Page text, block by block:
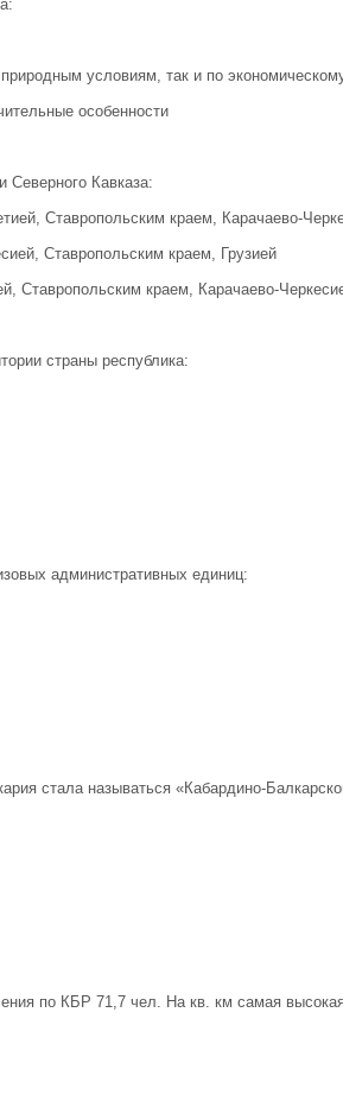
условиям, так и по
особенности
Северного Кавказа:
Ставропольским краем, Карачаево-
Ставропольским краем, Грузией
Cтавропольским краем, Карачаево-
страны республика:
административных единиц:
стала называться «Кабардино-
по КБР 71,7 чел. На кв. км самая